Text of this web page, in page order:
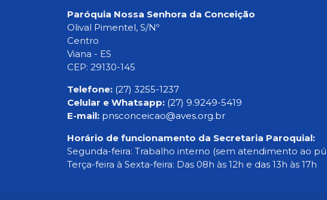
Paróquia Nossa Senhora da Conceição
Olival Pimentel, S/Nº
Centro
Viana - ES
CEP: 29130-145
Telefone: (27) 3255-1237
Celular e Whatsapp: (27) 9.9249-5419
E-mail: pnsconceicao@aves.org.br
Horário de funcionamento da Secretaria Paroquial:
Segunda-feira: Trabalho interno (sem atendimento ao
Terça-feira à Sexta-feira: Das 08h às 12h e das 13h às 17h